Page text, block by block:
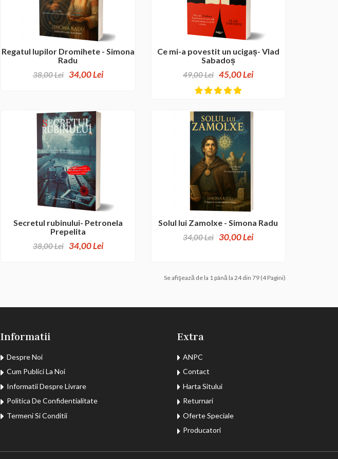
Regatul lupilor Dromihete - Simona
Radu
38,00 Lei 34,00 Lei
Ce mi-a povestit un ucigaș- Vlad
Sabadoș
49,00 Lei 45,00 Lei
Secretul rubinului- Petronela
Prepelita
38,00 Lei 34,00 Lei
Solul lui Zamolxe - Simona Radu
34,00 Lei 30,00 Lei
Se afişează de la 1 până la 24 din 79 (4 Pagini)
Informatii
Despre Noi
Cum Publici La Noi
Informatii Despre Livrare
Politica De Confidentialitate
Termeni Si Conditii
Extra
ANPC
Contact
Harta Sitului
Returnari
Oferte Speciale
Producatori